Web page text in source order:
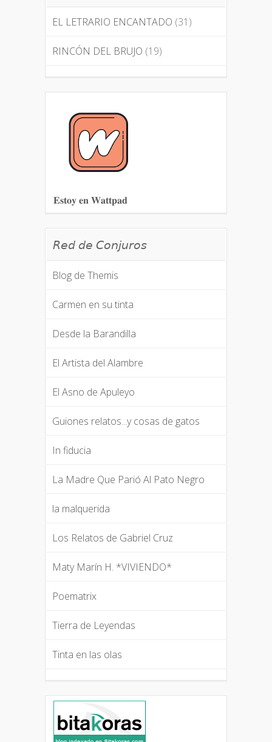
EL LETRARIO ENCANTADO (31)
RINCÓN DEL BRUJO (19)
𝐄𝐬𝐭𝐨𝐲 𝐞𝐧 𝐖𝐚𝐭𝐭𝐩𝐚𝐝
𝘙𝘦𝘥 𝘥𝘦 𝘊𝘰𝘯𝘫𝘶𝘳𝘰𝘴
Blog de Themis
Carmen en su tinta
Desde la Barandilla
El Artista del Alambre
El Asno de Apuleyo
Guiones relatos...y cosas de gatos
In fiducia
La Madre Que Parió Al Pato Negro
la malquerida
Los Relatos de Gabriel Cruz
Maty Marín H. *VIVIENDO*
Poematrix
Tierra de Leyendas
Tinta en las olas